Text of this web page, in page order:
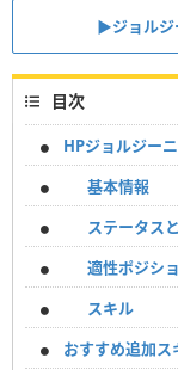
▶︎ジョルジ
目次
HPジョルジー
基本情報
ステータス
適性ポジシ
スキル
おすすめ追加ス